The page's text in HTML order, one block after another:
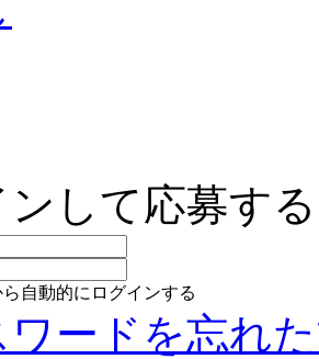
ンして応募する
自動的にログインする
ワードを忘れ